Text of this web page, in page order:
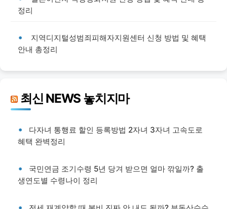
정리
지역디지털성범죄피해자지원센터 신청 방법 및 혜택
안내 총정리
최신 NEWS 놓치지마
다자녀 통행료 할인 등록방법 2자녀 3자녀 고속도로
혜택 완벽정리
국민연금 조기수령 5년 당겨 받으면 얼마 깎일까? 출
생연도별 수령나이 정리